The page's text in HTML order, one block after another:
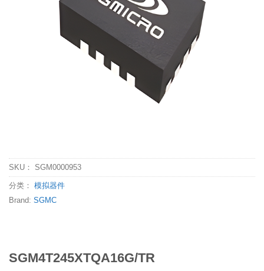
SKU： SGM0000953
分类： 模拟器件
Brand: SGMC
SGM4T245XTQA16G/TR